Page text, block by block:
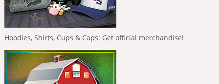
Hoodies, Shirts, Cups & Caps: Get official merchandise!